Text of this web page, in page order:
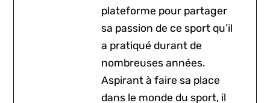
plateforme pour partager
sa passion de ce sport qu’il
a pratiqué durant de
nombreuses années.
Aspirant à faire sa place
dans le monde du sport, il